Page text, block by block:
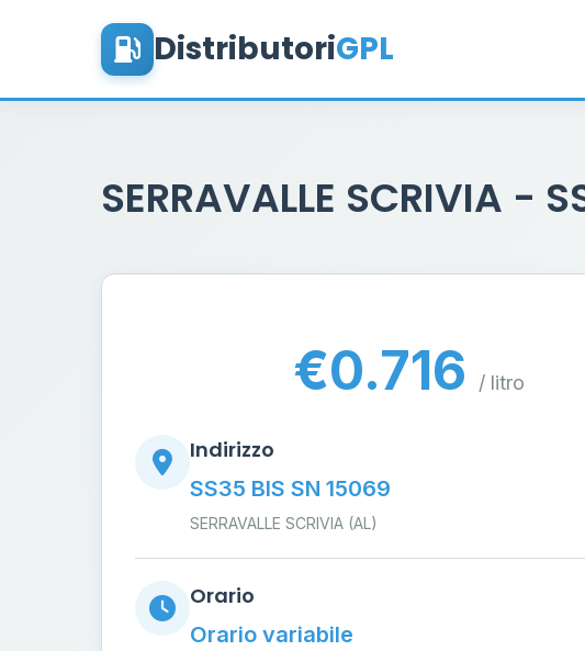
DistributoriGPL
SERRAVALLE SCRIVIA -
€0.716 / litro
Indirizzo
SS35 BIS SN 15069
SERRAVALLE SCRIVIA (AL)
Orario
Orario variabile